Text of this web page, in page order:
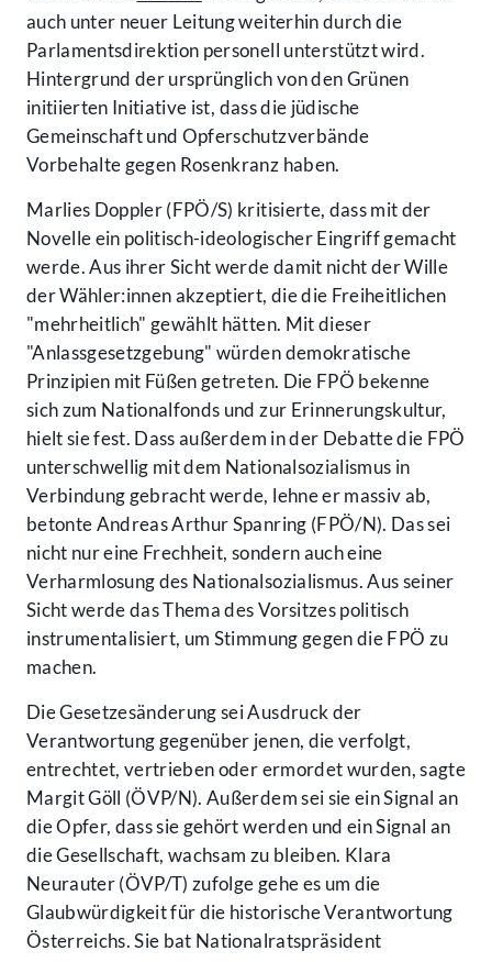
auch unter neuer Leitung weiterhin durch die
Parlamentsdirektion personell unterstützt wird.
Hintergrund der ursprünglich von den Grünen
initiierten Initiative ist, dass die jüdische
Gemeinschaft und Opferschutzverbände
Vorbehalte gegen Rosenkranz haben.
Marlies Doppler (FPÖ/S) kritisierte, dass mit der
Novelle ein politisch-ideologischer Eingriff gemacht
werde. Aus ihrer Sicht werde damit nicht der Wille
der Wähler:innen akzeptiert, die die Freiheitlichen
"mehrheitlich" gewählt hätten. Mit dieser
"Anlassgesetzgebung" würden demokratische
Prinzipien mit Füßen getreten. Die FPÖ bekenne
sich zum Nationalfonds und zur Erinnerungskultur,
hielt sie fest. Dass außerdem in der Debatte die FPÖ
unterschwellig mit dem Nationalsozialismus in
Verbindung gebracht werde, lehne er massiv ab,
betonte Andreas Arthur Spanring (FPÖ/N). Das sei
nicht nur eine Frechheit, sondern auch eine
Verharmlosung des Nationalsozialismus. Aus seiner
Sicht werde das Thema des Vorsitzes politisch
instrumentalisiert, um Stimmung gegen die FPÖ zu
machen.
Die Gesetzesänderung sei Ausdruck der
Verantwortung gegenüber jenen, die verfolgt,
entrechtet, vertrieben oder ermordet wurden, sagte
Margit Göll (ÖVP/N). Außerdem sei sie ein Signal an
die Opfer, dass sie gehört werden und ein Signal an
die Gesellschaft, wachsam zu bleiben. Klara
Neurauter (ÖVP/T) zufolge gehe es um die
Glaubwürdigkeit für die historische Verantwortung
Österreichs. Sie bat Nationalratspräsident